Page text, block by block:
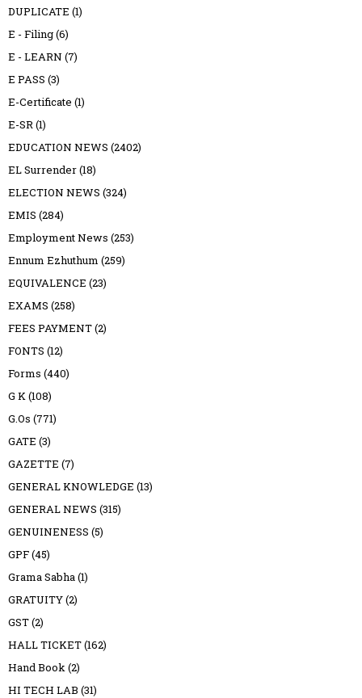
DUPLICATE (1)
E - Filing(6)
E - LEARN (7)
E PASS (3)
E-Certificate (1)
E-SR (1)
EDUCATION NEWS (2402)
EL Surrender(18)
ELECTION NEWS (324)
EMIS (284)
Employment News (253)
Ennum Ezhuthum (259)
EQUIVALENCE (23)
EXAMS (258)
FEES PAYMENT(2)
FONTS (12)
Forms (440)
G K (108)
G.Os (771)
GATE (3)
GAZETTE (7)
GENERAL KNOWLEDGE (13)
GENERAL NEWS (315)
GENUINENESS (5)
GPF(45)
Grama Sabha (1)
GRATUITY(2)
GST(2)
HALL TICKET(162)
Hand Book (2)
HI TECH LAB (31)